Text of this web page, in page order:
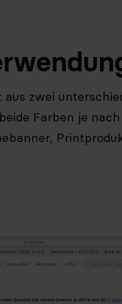
zwei
Farben je